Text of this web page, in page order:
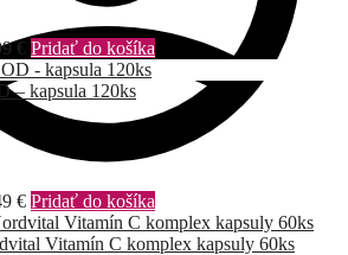
€ Pridať do košíka
– kapsula 120ks
€ Pridať do košíka
Vitamín C komplex kapsuly 60ks